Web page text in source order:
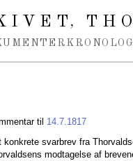
,
til 14.7.1817
konkrete svarbrev fra
modtagelse af